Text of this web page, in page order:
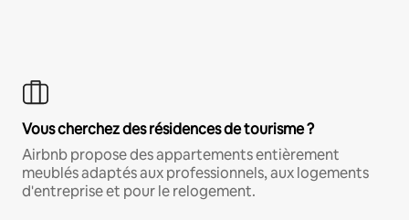
Vous cherchez des résidences de tourisme ?
Airbnb propose des appartements entièrement
meublés adaptés aux professionnels, aux logements
d'entreprise et pour le relogement.